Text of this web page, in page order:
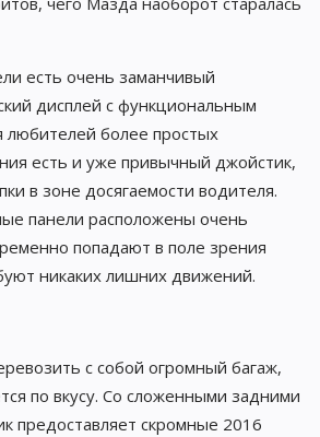
есть очень заманчивый
дисплей с функциональным
любителей более простых
есть и уже привычный джойстик,
в зоне досягаемости водителя.
панели расположены очень
попадают в поле зрения
никаких лишних движений.
с собой огромный багаж,
по вкусу. Со сложенными задними
предоставляет скромные 2016